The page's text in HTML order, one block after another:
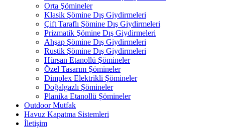
Orta Şömineler
Klasik Şömine Dış Giydirmeleri
Çift Taraflı Şömine Dış Giydirmeleri
Prizmatik Şömine Dış Giydirmeleri
Ahşap Şömine Dış Giydirmeleri
Rustik Şömine Dış Giydirmeleri
Hürsan Etanollü Şömineler
Özel Tasarım Şömineler
Dimplex Elektrikli Şömineler
Doğalgazlı Şömineler
Planika Etanollü Şömineler
Outdoor Mutfak
Havuz Kapatma Sistemleri
İletişim